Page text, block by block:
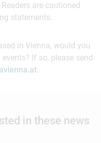
are cautioned
statements.
in Vienna, would you
If so, please send
.
in these news